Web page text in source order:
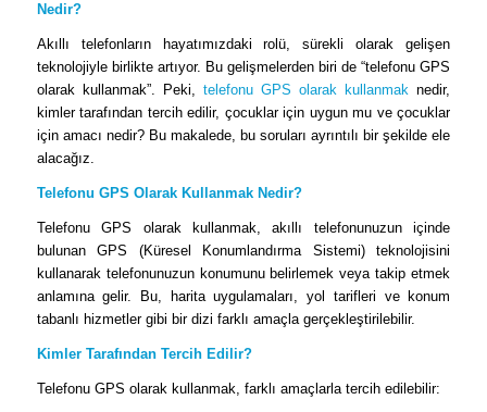
Nedir?
Akıllı telefonların hayatımızdaki rolü, sürekli olarak gelişen
teknolojiyle birlikte artıyor. Bu gelişmelerden biri de “telefonu GPS
olarak kullanmak”. Peki, telefonu GPS olarak kullanmak nedir,
kimler tarafından tercih edilir, çocuklar için uygun mu ve çocuklar
için amacı nedir? Bu makalede, bu soruları ayrıntılı bir şekilde ele
alacağız.
Telefonu GPS Olarak Kullanmak Nedir?
Telefonu GPS olarak kullanmak, akıllı telefonunuzun içinde
bulunan GPS (Küresel Konumlandırma Sistemi) teknolojisini
kullanarak telefonunuzun konumunu belirlemek veya takip etmek
anlamına gelir. Bu, harita uygulamaları, yol tarifleri ve konum
tabanlı hizmetler gibi bir dizi farklı amaçla gerçekleştirilebilir.
Kimler Tarafından Tercih Edilir?
Telefonu GPS olarak kullanmak, farklı amaçlarla tercih edilebilir: